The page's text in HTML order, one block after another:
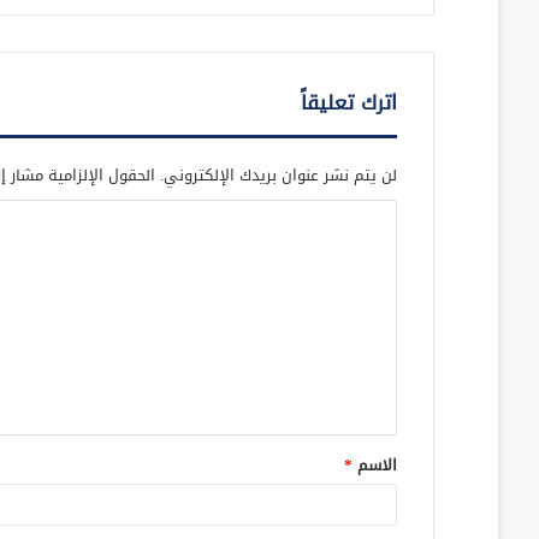
اترك تعليقاً
لن يتم نشر عنوان بريدك الإلكتروني. الحقول الإلزامية مشار
ق
*
الاسم *